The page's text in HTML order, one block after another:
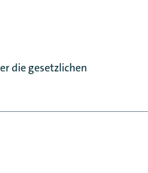
die gesetzlichen